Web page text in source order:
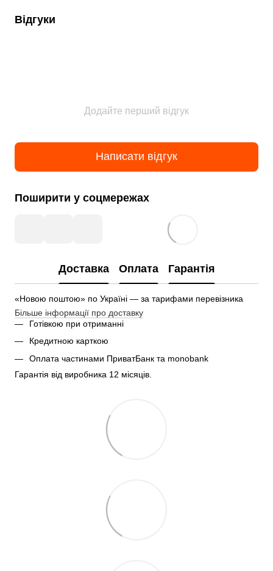
Відгуки
Додайте перший відгук
Написати відгук
Поширити у соцмережах
Доставка Оплата Гарантія
«Новою поштою» по Україні — за тарифами перевізника
Більше інформації про доставку
Готівкою при отриманні
Кредитною карткою
Оплата частинами ПриватБанк та monobank
Гарантія від виробника 12 місяців.